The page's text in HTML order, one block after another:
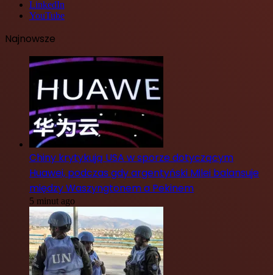
LinkedIn
YouTube
Najnowsze
Chiny krytykują USA w sporze dotyczącym
Huawei, podczas gdy argentyński Milei balansuje
między Waszyngtonem a Pekinem
5 minut ago